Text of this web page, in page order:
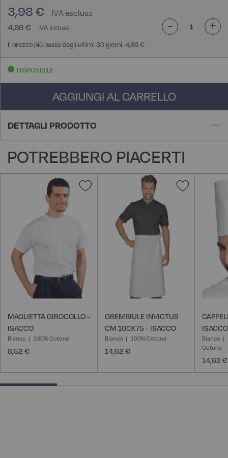
4,86 €
3,98 €
Il prezzo più basso degli ultimi 30 giorni: 4,86 €
- +
DISPONIBILE
AGGIUNGI AL CARRELLO
DETTAGLI PRODOTTO
POTREBBERO PIACERTI
Aggiungi
desideri
MAGLIETTA GIROCOLLO -
ISACCO
Bianco 100% Cotone
8,52 €
Aggiungi
desideri
GREMBIULE INVICTUS
CM 100X75 - ISACCO
Bianco 100% Cotone
14,62 €
ISACCO
Bianco
Cotone
14,62 €
25% completed